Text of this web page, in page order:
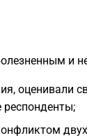
и
оценивали
респонденты;